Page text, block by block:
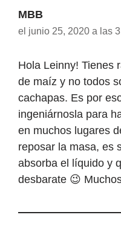
MBB
el junio 25, 2020 a las
Hola Leinny! Tienes
de maíz y no todos
cachapas. Es por
ingeniárnosla para
en muchos lugares
reposar la masa, es
absorba el líquido y
desbarate 😉